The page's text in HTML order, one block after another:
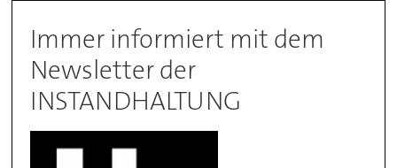
Immer informiert mit dem
Newsletter der
INSTANDHALTUNG